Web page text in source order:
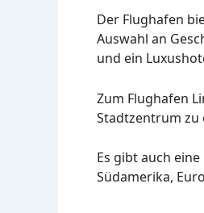
Der Flughafen
Auswahl an
und ein
Zum Flughafen
Stadtzentrum zu
Es gibt auch
Südamerika,